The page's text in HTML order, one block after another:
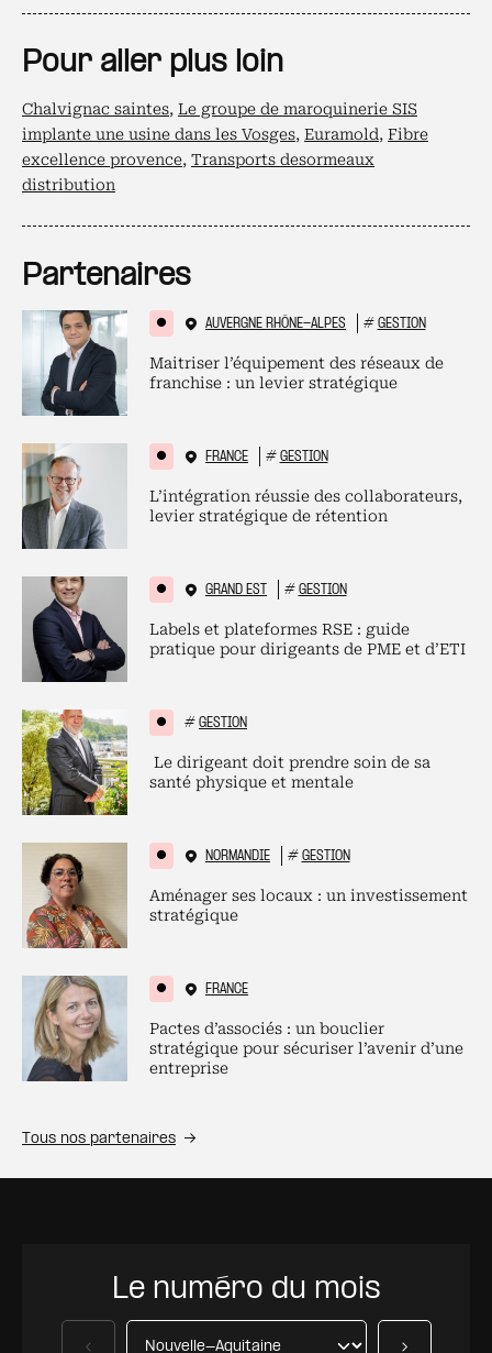
Pour aller plus loin
Chalvignac saintes, Le groupe de maroquinerie SIS
implante une usine dans les Vosges, Euramold, Fibre
excellence provence, Transports desormeaux
distribution
Partenaires
AUVERGNE RHÔNE-ALPES # GESTION
Maitriser l’équipement des réseaux de
franchise : un levier stratégique
FRANCE # GESTION
L’intégration réussie des collaborateurs,
levier stratégique de rétention
GRAND EST # GESTION
Labels et plateformes RSE : guide
pratique pour dirigeants de PME et d’ETI
# GESTION
Le dirigeant doit prendre soin de sa
santé physique et mentale
NORMANDIE # GESTION
Aménager ses locaux : un investissement
stratégique
FRANCE
Pactes d’associés : un bouclier
stratégique pour sécuriser l’avenir d’une
entreprise
Tous nos partenaires
Le numéro du mois